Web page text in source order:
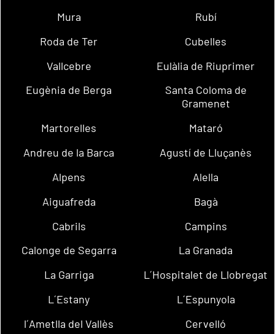
Mura
Rubí
Roda de Ter
Cubelles
Vallcebre
Eulàlia de Riuprimer
Eugènia de Berga
Santa Coloma de
Gramenet
Martorelles
Mataró
Andreu de la Barca
Agustí de Lluçanès
Alpens
Alella
Aiguafreda
Bagà
Cabrils
Campins
Calonge de Segarra
La Granada
La Garriga
L´Hospitalet de Llobregat
L´Estany
L´Espunyola
l´Ametlla del Vallès
Cervelló